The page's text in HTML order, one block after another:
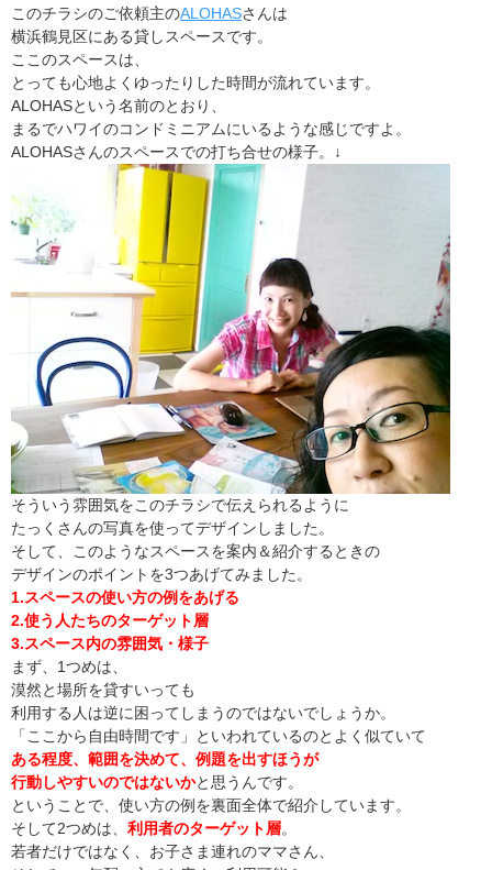
このチラシのご依頼主のALOHASさんは
横浜鶴見区にある貸しスペースです。
ここのスペースは、
とっても心地よくゆったりした時間が流れています。
ALOHASという名前のとおり、
まるでハワイのコンドミニアムにいるような感じですよ。
ALOHASさんのスペースでの打ち合せの様子。↓
そういう雰囲気をこのチラシで伝えられるように
たっくさんの写真を使ってデザインしました。
そして、このようなスペースを案内＆紹介するときの
デザインのポイントを3つあげてみました。
1.スペースの使い方の例をあげる
2.使う人たちのターゲット層
3.スペース内の雰囲気・様子
まず、1つめは、
漠然と場所を貸すいっても
利用する人は逆に困ってしまうのではないでしょうか。
「ここから自由時間です」といわれているのとよく似ていて
ある程度、範囲を決めて、例題を出すほうが
行動しやすいのではないかと思うんです。
ということで、使い方の例を裏面全体で紹介しています。
そして2つめは、 利用者のターゲット層。
若者だけではなく、お子さま連れのママさん、